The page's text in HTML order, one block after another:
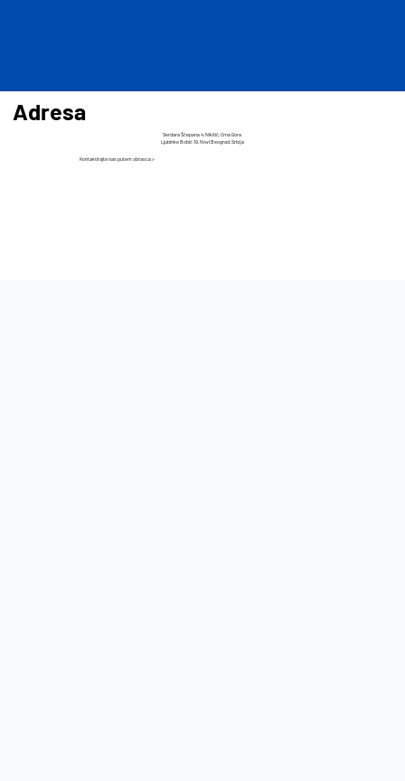
Adresa
Serdara Šćepana 4, Nikšić, Crna Gora
​Ljubinke Bobić 19, Novi Beograd, Srbija
Kontaktirajte nas putem obrasca >